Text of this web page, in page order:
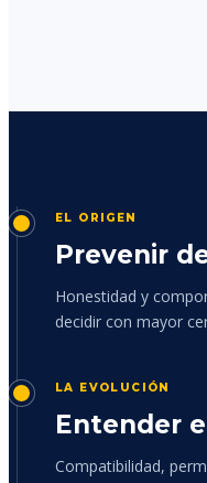
EL ORIGEN
Prevenir
Honestidad y
decidir con mayor
LA EVOLUCIÓN
Entender
Compatibilidad,